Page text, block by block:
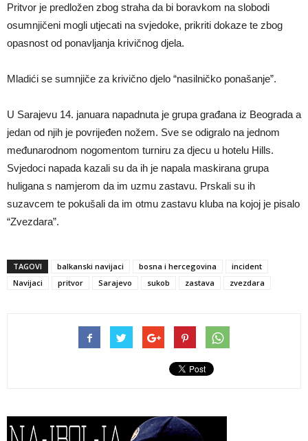
Pritvor je predložen zbog straha da bi boravkom na slobodi
osumnjičeni mogli utjecati na svjedoke, prikriti dokaze te zbog
opasnost od ponavljanja krivičnog djela.
Mladići se sumnjiče za krivično djelo “nasilničko ponašanje”.
U Sarajevu 14. januara napadnuta je grupa građana iz Beograda a
jedan od njih je povrijeđen nožem. Sve se odigralo na jednom
međunarodnom nogomentom turniru za djecu u hotelu Hills.
Svjedoci napada kazali su da ih je napala maskirana grupa
huligana s namjerom da im uzmu zastavu. Prskali su ih
suzavcem te pokušali da im otmu zastavu kluba na kojoj je pisalo
“Zvezdara”.
TAGOVI balkanski navijaci bosna i hercegovina
incident
Navijaci
pritvor Sarajevo sukob zastava zvezdara